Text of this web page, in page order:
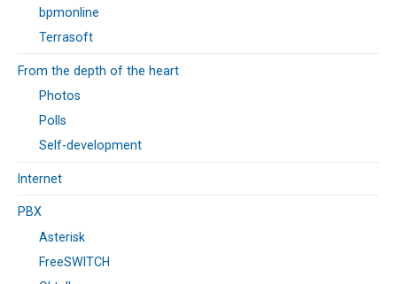
bpmonline
Terrasoft
From the depth of the heart
Photos
Polls
Self-development
Internet
PBX
Asterisk
FreeSWITCH